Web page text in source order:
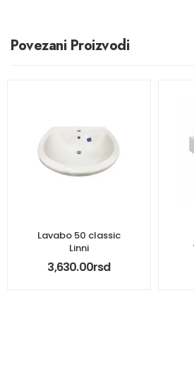
Povezani Proizvodi
Lavabo 50 classic
Linni
3,630.00rsd